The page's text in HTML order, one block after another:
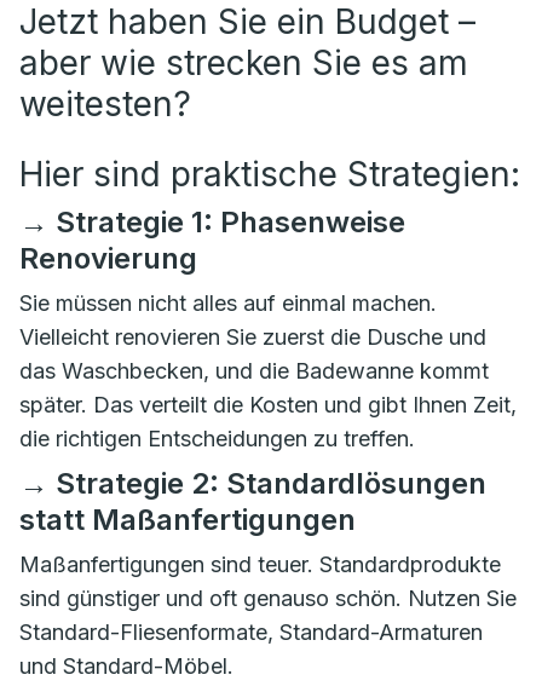
Jetzt haben Sie ein Budget –
aber wie strecken Sie es am
weitesten?
Hier sind praktische Strategien:
→ Strategie 1: Phasenweise
Renovierung
Sie müssen nicht alles auf einmal machen.
Vielleicht renovieren Sie zuerst die Dusche und
das Waschbecken, und die Badewanne kommt
später. Das verteilt die Kosten und gibt Ihnen Zeit,
die richtigen Entscheidungen zu treffen.
→ Strategie 2: Standardlösungen
statt Maßanfertigungen
Maßanfertigungen sind teuer. Standardprodukte
sind günstiger und oft genauso schön. Nutzen Sie
Standard-Fliesenformate, Standard-Armaturen
und Standard-Möbel.